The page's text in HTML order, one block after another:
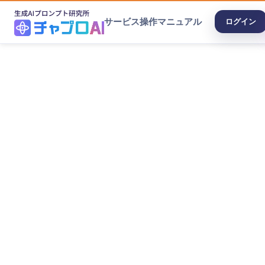
サービス操作マニュアル ログイン